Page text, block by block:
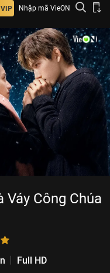
Nhập mã VieON
Váy Công Chúa
Full HD